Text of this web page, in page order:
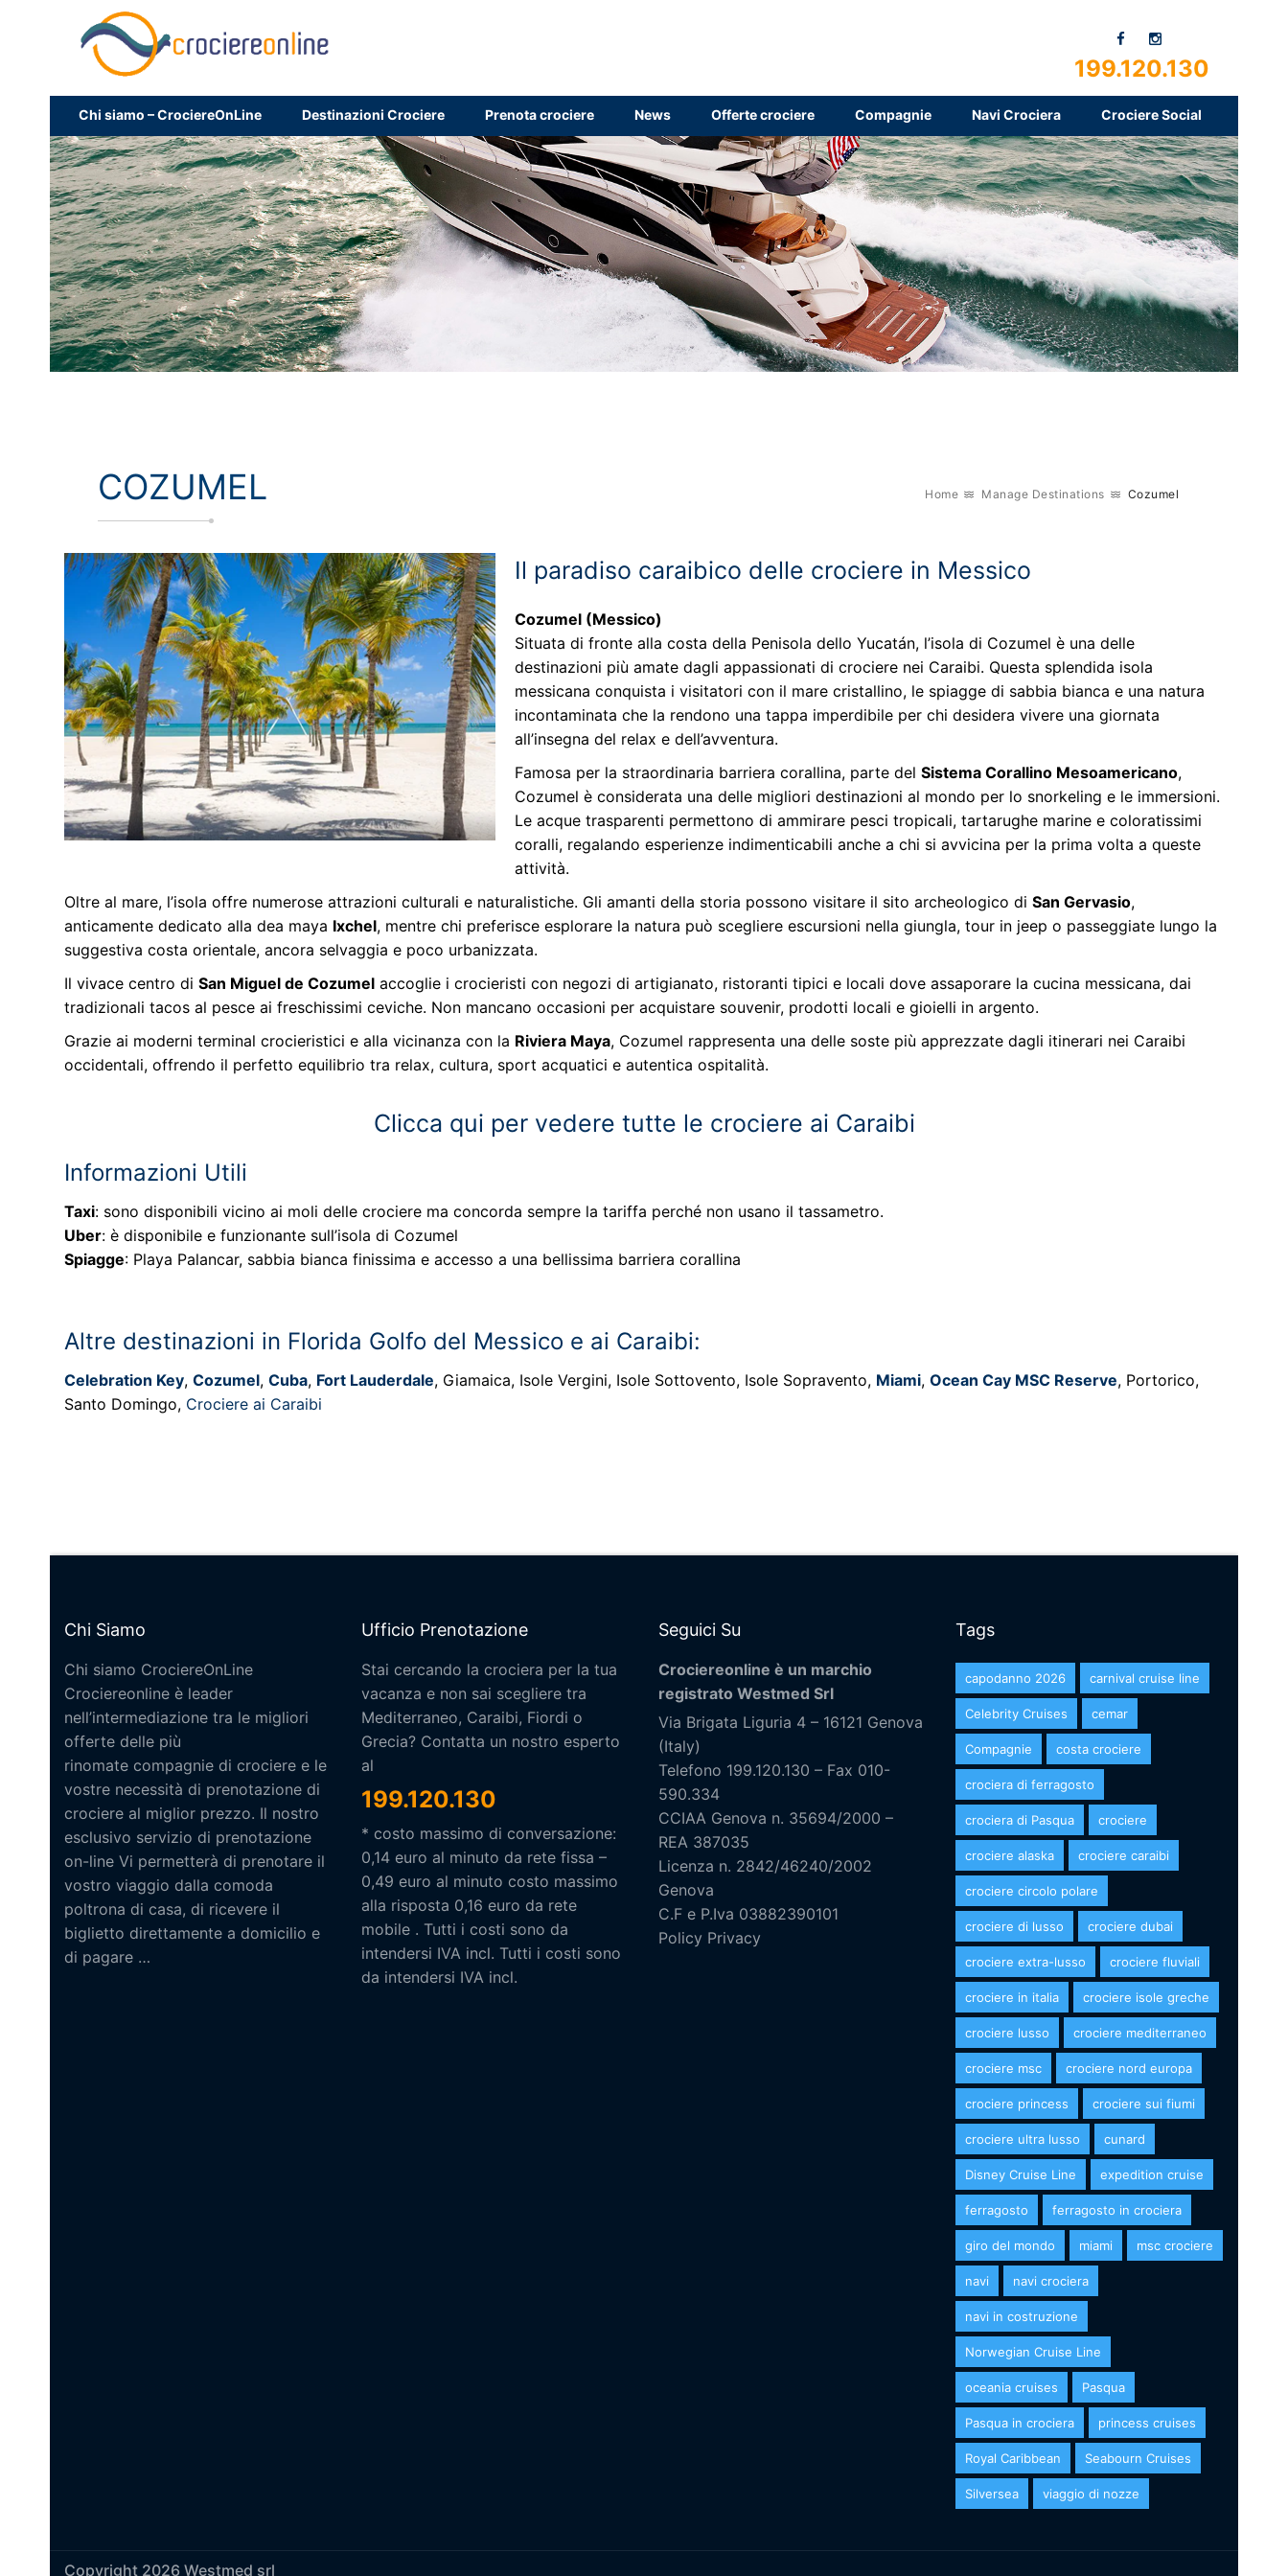
199.120.130
Chi siamo – CrociereOnLine Destinazioni Crociere Prenota crociere News Offerte crociere Compagnie Navi Crociera Crociere Social
COZUMEL Home Manage Destinations Cozumel
Il paradiso caraibico delle crociere in Messico
Cozumel (Messico)
Situata di fronte alla costa della Penisola dello Yucatán, l’isola di Cozumel è una delle
destinazioni più amate dagli appassionati di crociere nei Caraibi. Questa splendida isola
messicana conquista i visitatori con il mare cristallino, le spiagge di sabbia bianca e una natura
incontaminata che la rendono una tappa imperdibile per chi desidera vivere una giornata
all’insegna del relax e dell’avventura.
Famosa per la straordinaria barriera corallina, parte del Sistema Corallino Mesoamericano,
Cozumel è considerata una delle migliori destinazioni al mondo per lo snorkeling e le immersioni.
Le acque trasparenti permettono di ammirare pesci tropicali, tartarughe marine e coloratissimi
coralli, regalando esperienze indimenticabili anche a chi si avvicina per la prima volta a queste
attività.
Oltre al mare, l’isola offre numerose attrazioni culturali e naturalistiche. Gli amanti della storia possono visitare il sito archeologico di San Gervasio,
anticamente dedicato alla dea maya Ixchel, mentre chi preferisce esplorare la natura può scegliere escursioni nella giungla, tour in jeep o passeggiate lungo la
suggestiva costa orientale, ancora selvaggia e poco urbanizzata.
Il vivace centro di San Miguel de Cozumel accoglie i crocieristi con negozi di artigianato, ristoranti tipici e locali dove assaporare la cucina messicana, dai
tradizionali tacos al pesce ai freschissimi ceviche. Non mancano occasioni per acquistare souvenir, prodotti locali e gioielli in argento.
Grazie ai moderni terminal crocieristici e alla vicinanza con la Riviera Maya, Cozumel rappresenta una delle soste più apprezzate dagli itinerari nei Caraibi
occidentali, offrendo il perfetto equilibrio tra relax, cultura, sport acquatici e autentica ospitalità.
Clicca qui per vedere tutte le crociere ai Caraibi
Informazioni Utili
Taxi: sono disponibili vicino ai moli delle crociere ma concorda sempre la tariffa perché non usano il tassametro.
Uber: è disponibile e funzionante sull’isola di Cozumel
Spiagge: Playa Palancar, sabbia bianca finissima e accesso a una bellissima barriera corallina
Altre destinazioni in Florida Golfo del Messico e ai Caraibi:
Celebration Key, Cozumel, Cuba, Fort Lauderdale, Giamaica, Isole Vergini, Isole Sottovento, Isole Sopravento, Miami, Ocean Cay MSC Reserve, Portorico,
Santo Domingo, Crociere ai Caraibi
Chi Siamo
Chi siamo CrociereOnLine
Crociereonline è leader
nell’intermediazione tra le migliori
offerte delle più
rinomate compagnie di crociere e le
vostre necessità di prenotazione di
crociere al miglior prezzo. Il nostro
esclusivo servizio di prenotazione
on-line Vi permetterà di prenotare il
vostro viaggio dalla comoda
poltrona di casa, di ricevere il
biglietto direttamente a domicilio e
di pagare …
Ufficio Prenotazione
Stai cercando la crociera per la tua
vacanza e non sai scegliere tra
Mediterraneo, Caraibi, Fiordi o
Grecia? Contatta un nostro esperto
al
199.120.130
* costo massimo di conversazione:
0,14 euro al minuto da rete fissa –
0,49 euro al minuto costo massimo
alla risposta 0,16 euro da rete
mobile . Tutti i costi sono da
intendersi IVA incl. Tutti i costi sono
da intendersi IVA incl.
Seguici Su
Crociereonline è un marchio
registrato Westmed Srl
Via Brigata Liguria 4 – 16121 Genova
(Italy)
Telefono 199.120.130 – Fax 010-
590.334
CCIAA Genova n. 35694/2000 –
REA 387035
Licenza n. 2842/46240/2002
Genova
C.F e P.Iva 03882390101
Policy Privacy
Tags
capodanno 2026 carnival cruise line
Celebrity Cruises cemar
Compagnie costa crociere
crociera di ferragosto
crociera di Pasqua crociere
crociere alaska crociere caraibi
crociere circolo polare
crociere di lusso crociere dubai
crociere extra-lusso crociere fluviali
crociere in italia crociere isole greche
crociere lusso crociere mediterraneo
crociere msc crociere nord europa
crociere princess crociere sui fiumi
crociere ultra lusso cunard
Disney Cruise Line expedition cruise
ferragosto ferragosto in crociera
giro del mondo miami msc crociere
navi navi crociera
navi in costruzione
Norwegian Cruise Line
oceania cruises Pasqua
Pasqua in crociera princess cruises
Royal Caribbean Seabourn Cruises
Silversea viaggio di nozze
Copyright 2026 Westmed srl